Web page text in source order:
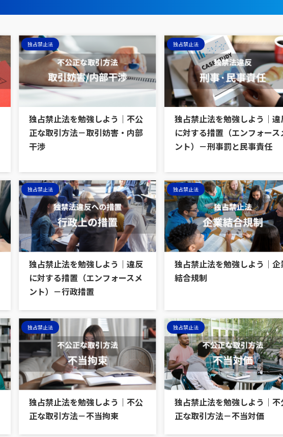
独占禁止法
独占禁止法を勉強しよう｜不公
正な取引方法－取引妨害・内部
干渉
独占禁止法
独占禁止法を勉強しよう｜違
に対する措置（エンフォース
ント）－刑事罰と民事責任
独占禁止法
独占禁止法を勉強しよう｜違反
に対する措置（エンフォースメ
ント）－行政措置
独占禁止法
独占禁止法を勉強しよう｜企
結合規制
独占禁止法
独占禁止法を勉強しよう｜不公
正な取引方法－不当拘束
独占禁止法
独占禁止法を勉強しよう｜不
正な取引方法－不当対価